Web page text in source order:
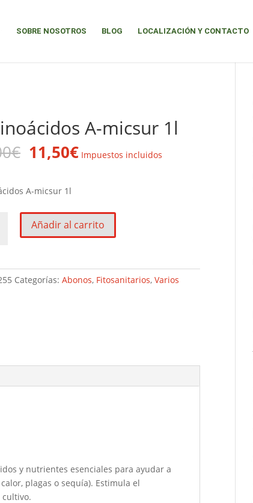
SOBRE NOSOTROS BLOG LOCALIZACIÓN Y CONTACTO
A-micsur 1l
€ El
precio
era:
18,00€.
11,50€El
precio
11,50€.
Impuestos incluidos
A-micsur 1l
Añadir al carrito
Categorías:Abonos, Fitosanitarios,Varios
y nutrientes esenciales para ayudar a
plagas o sequía). Estimula el